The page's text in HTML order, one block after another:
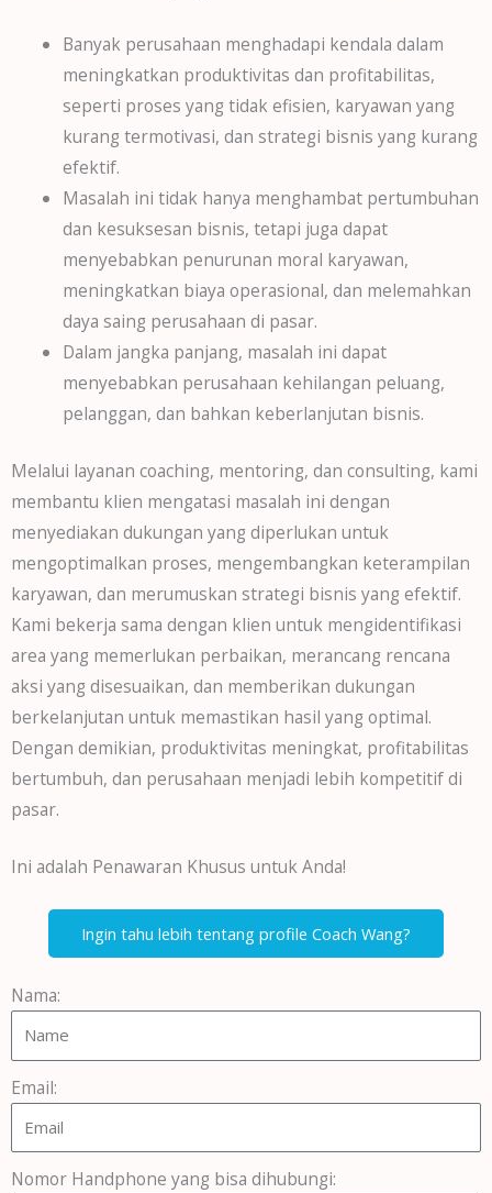
Banyak perusahaan menghadapi kendala dalam
meningkatkan produktivitas dan profitabilitas,
seperti proses yang tidak efisien, karyawan yang
kurang termotivasi, dan strategi bisnis yang kurang
efektif.
Masalah ini tidak hanya menghambat pertumbuhan
dan kesuksesan bisnis, tetapi juga dapat
menyebabkan penurunan moral karyawan,
meningkatkan biaya operasional, dan melemahkan
daya saing perusahaan di pasar.
Dalam jangka panjang, masalah ini dapat
menyebabkan perusahaan kehilangan peluang,
pelanggan, dan bahkan keberlanjutan bisnis.
Melalui layanan coaching, mentoring, dan consulting, kami
membantu klien mengatasi masalah ini dengan
menyediakan dukungan yang diperlukan untuk
mengoptimalkan proses, mengembangkan keterampilan
karyawan, dan merumuskan strategi bisnis yang efektif.
Kami bekerja sama dengan klien untuk mengidentifikasi
area yang memerlukan perbaikan, merancang rencana
aksi yang disesuaikan, dan memberikan dukungan
berkelanjutan untuk memastikan hasil yang optimal.
Dengan demikian, produktivitas meningkat, profitabilitas
bertumbuh, dan perusahaan menjadi lebih kompetitif di
pasar.
Ini adalah Penawaran Khusus untuk Anda!
Ingin tahu lebih tentang profile Coach Wang?
Nama:
Email:
Nomor Handphone yang bisa dihubungi: